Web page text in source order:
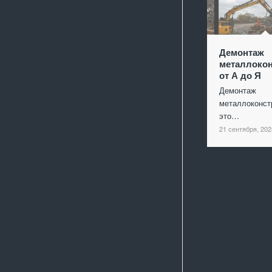
Демонтаж
от А до Я
Демонтаж
это…
21 сентября,